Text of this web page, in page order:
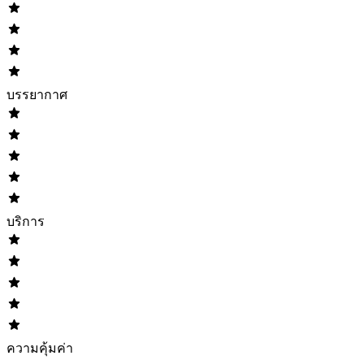
บรรยากาศ
บริการ
ความคุ้มค่า